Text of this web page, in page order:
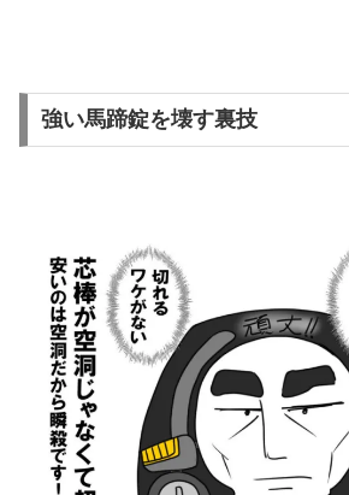
強い馬蹄錠を壊す裏技